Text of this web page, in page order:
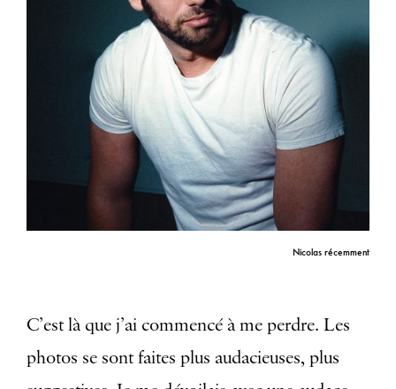
Nicolas récemment
C’est là que j’ai commencé à me perdre. Les
photos se sont faites plus audacieuses, plus